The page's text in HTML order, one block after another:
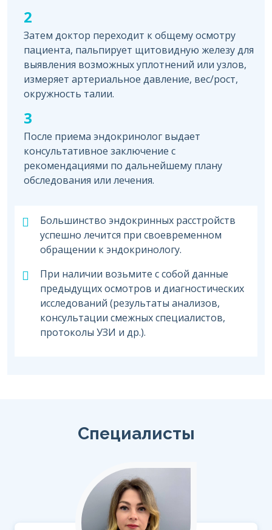
2
Затем доктор переходит к общему осмотру
пациента, пальпирует щитовидную железу для
выявления возможных уплотнений или узлов,
измеряет артериальное давление, вес/рост,
окружность талии.
3
После приема эндокринолог выдает
консультативное заключение с
рекомендациями по дальнейшему плану
обследования или лечения.
Большинство эндокринных расстройств
успешно лечится при своевременном
обращении к эндокринологу.
При наличии возьмите с собой данные
предыдущих осмотров и диагностических
исследований (результаты анализов,
консультации смежных специалистов,
протоколы УЗИ и др.).
Специалисты